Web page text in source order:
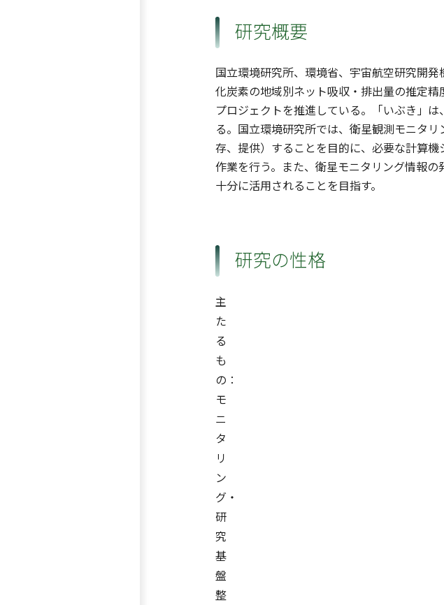
研究概要
国立環境研究所、環境省、宇宙航空研究開
化炭素の地域別ネット吸収・排出量の推定精
プロジェクトを推進している。「いぶき」
る。国立環境研究所では、衛星観測モニタ
存、提供）することを目的に、必要な計算
作業を行う。また、衛星モニタリング情報
十分に活用されることを目指す。
研究の性格
主
た
る
も
の：
モ
ニ
タ
リ
ン
グ・
研
究
基
盤
整